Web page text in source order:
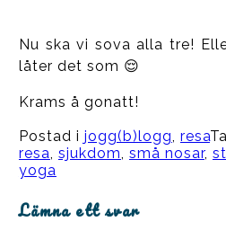
Nu ska vi sova alla tre!
låter det som 😌
Krams å gonatt!
Postad i jogg(b)logg, resa
resa, sjukdom, små nosar,
yoga
Lämna ett svar